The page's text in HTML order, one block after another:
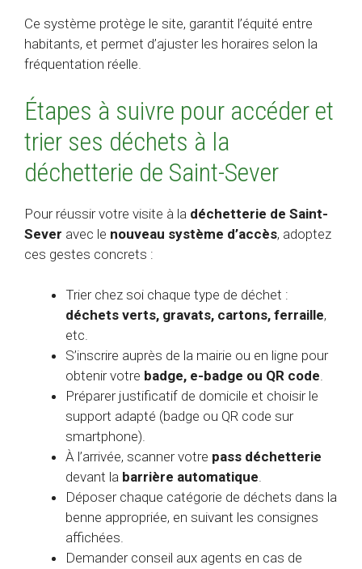
Ce système protège le site, garantit l’équité entre
habitants, et permet d’ajuster les horaires selon la
fréquentation réelle.
Étapes à suivre pour accéder et
trier ses déchets à la
déchetterie de Saint-Sever
Pour réussir votre visite à la déchetterie de Saint-
Sever avec le nouveau système d’accès, adoptez
ces gestes concrets :
Trier chez soi chaque type de déchet :
déchets verts, gravats, cartons, ferraille,
etc.
S’inscrire auprès de la mairie ou en ligne pour
obtenir votre badge, e-badge ou QR code.
Préparer justificatif de domicile et choisir le
support adapté (badge ou QR code sur
smartphone).
À l’arrivée, scanner votre pass déchetterie
devant la barrière automatique.
Déposer chaque catégorie de déchets dans la
benne appropriée, en suivant les consignes
affichées.
Demander conseil aux agents en cas de